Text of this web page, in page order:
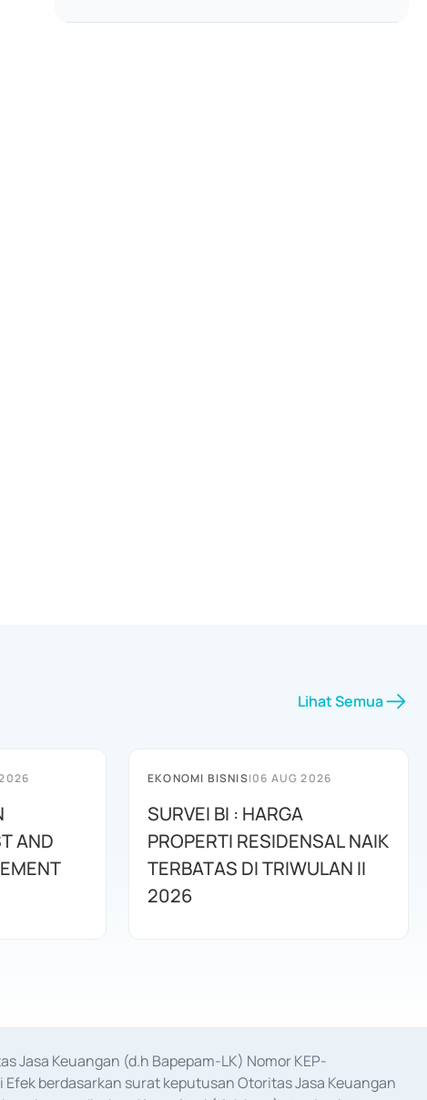
Lihat Semua
AND
EKONOMI BISNIS|06 AUG 2026
SURVEI BI : HARGA
PROPERTI RESIDENSAL NAIK
TERBATAS DI TRIWULAN II
2026
Jasa Keuangan (d.h Bapepam-LK) Nomor KEP-
Efek berdasarkan surat keputusan Otoritas Jasa Keuangan